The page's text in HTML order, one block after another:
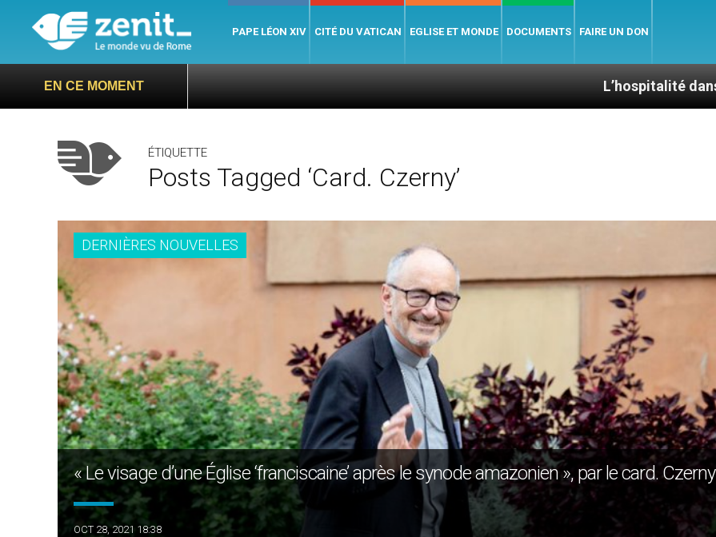
PAPE LÉON XIV CITÉ DU VATICAN EGLISE ET MONDE DOCUMENTS FAIRE UN DON
EN CE MOMENT L’hospitalité dans la Bible
ÉTIQUETTE
Posts Tagged ‘Card. Czerny’
DERNIÈRES NOUVELLES
« Le visage d’une Église ‘franciscaine’ après le synode amazonien », par le card. Czerny
OCT 28, 2021 18:38